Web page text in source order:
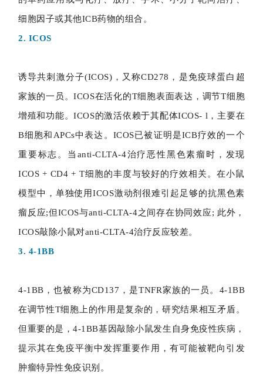
细胞因子或其他ICB药物的组合。
2. ICOS
诱导共刺激分子(ICOS)，又称CD278，是免疫球蛋白超
家族的一员。ICOS在活化的T细胞表面表达，调节T细胞
增殖和功能。ICOS的激活依赖于其配体ICOS- l，主要在
B细胞和APCs中表达。ICOS已被证明是ICB疗效的一个
重要标志。当anti-CLTA-4治疗恶性黑色素瘤时，发现
ICOS + CD4 + T细胞的丰度与较好的疗效相关。在小鼠
模型中，单独使用ICOS激动剂很难引起足够的抗黑色素
瘤反应;但ICOS与anti-CLTA-4之间存在协同效应; 此外，
ICOS敲除小鼠对anti-CLTA-4治疗反应较差。
3. 4-1BB
4-1BB，也被称为CD137，是TNFR家族的一员。4-1BB
在调节性T细胞上的作用是复杂的，研究结果相互矛盾。
但重要的是，4-1BB基因敲除小鼠发生自身免疫性疾病，
提示其在免疫平衡中发挥重要作用，有可能被靶向引发
肿瘤特异性免疫识别。